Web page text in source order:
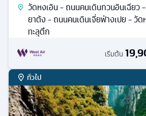
วัดหงเอิน - ถนนคนเดินกวนอินเฉียว
ยาต้ง - ถนนคนเดินเจี่ยฟ่างเปย - วั
ทะลุตึก
เริ่มต้น
ทั่วไป